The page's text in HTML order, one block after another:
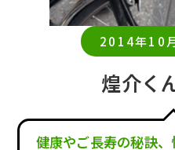
2014年10
煌介く
健康やご長寿の秘訣